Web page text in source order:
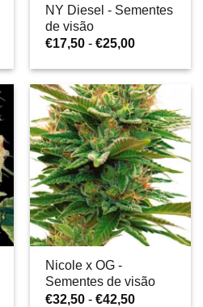
NY Diesel - Sementes
de visão
€17,50 - €25,00Gama
preços:
€17,50
a
€25,00
Nicole x OG -
Sementes de visão
€32,50 - €42,50Gama